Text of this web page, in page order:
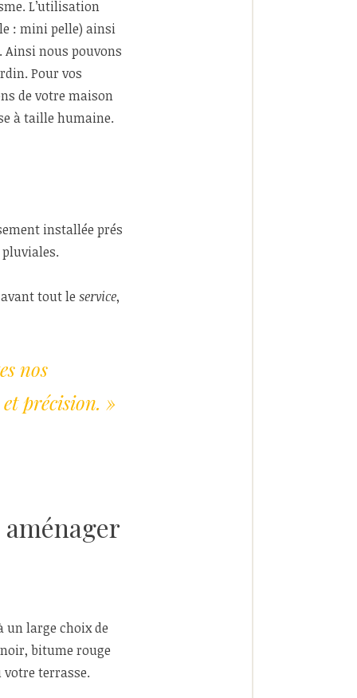
L’utilisation
: mini pelle) ainsi
nous pouvons
Pour vos
de votre maison
à taille humaine.
installée prés
pluviales.
tout le service,
nos
précision. »
un large choix de
bitume rouge
terrasse.